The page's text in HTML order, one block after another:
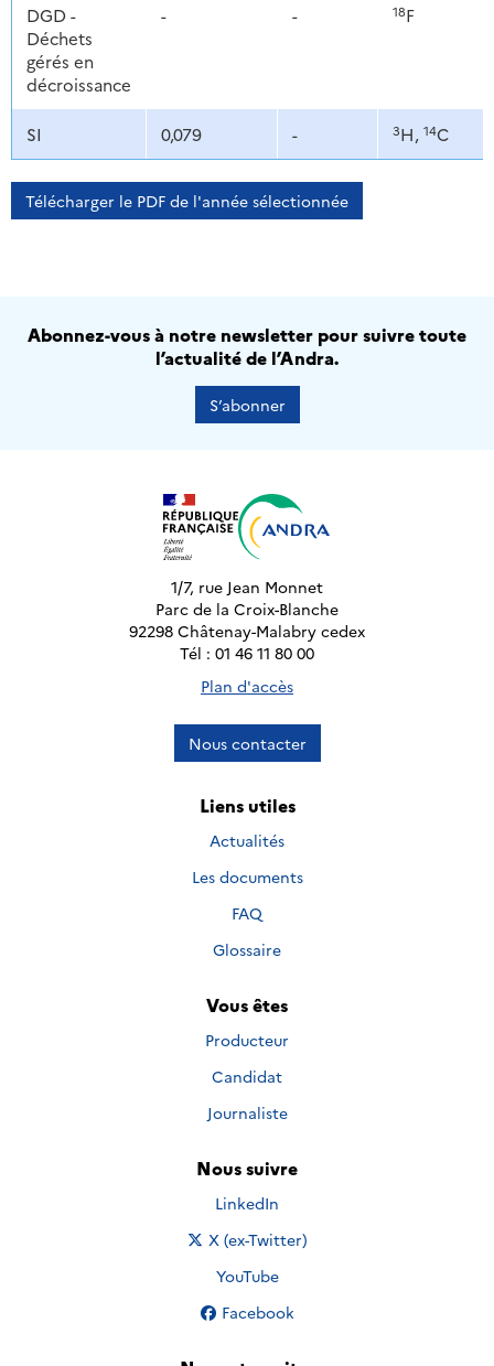
DGD -
Déchets
gérés en
décroissance
- - 18F
SI 0,079 - 3H, 14C
Télécharger le PDF de l'année sélectionnée
Abonnez-vous à notre newsletter pour suivre toute
l’actualité de l’Andra.
S’abonner
1/7, rue Jean Monnet
Parc de la Croix-Blanche
92298 Châtenay-Malabry cedex
Tél : 01 46 11 80 00
Plan d'accès
Nous contacter
Liens utiles
Actualités
Les documents
FAQ
Glossaire
Vous êtes
Producteur
Candidat
Journaliste
Nous suivre
Nous suivre sur
LinkedIn
Nous suivre sur
X (ex-Twitter)
Nous suivre sur
YouTube
Nous suivre sur
Facebook